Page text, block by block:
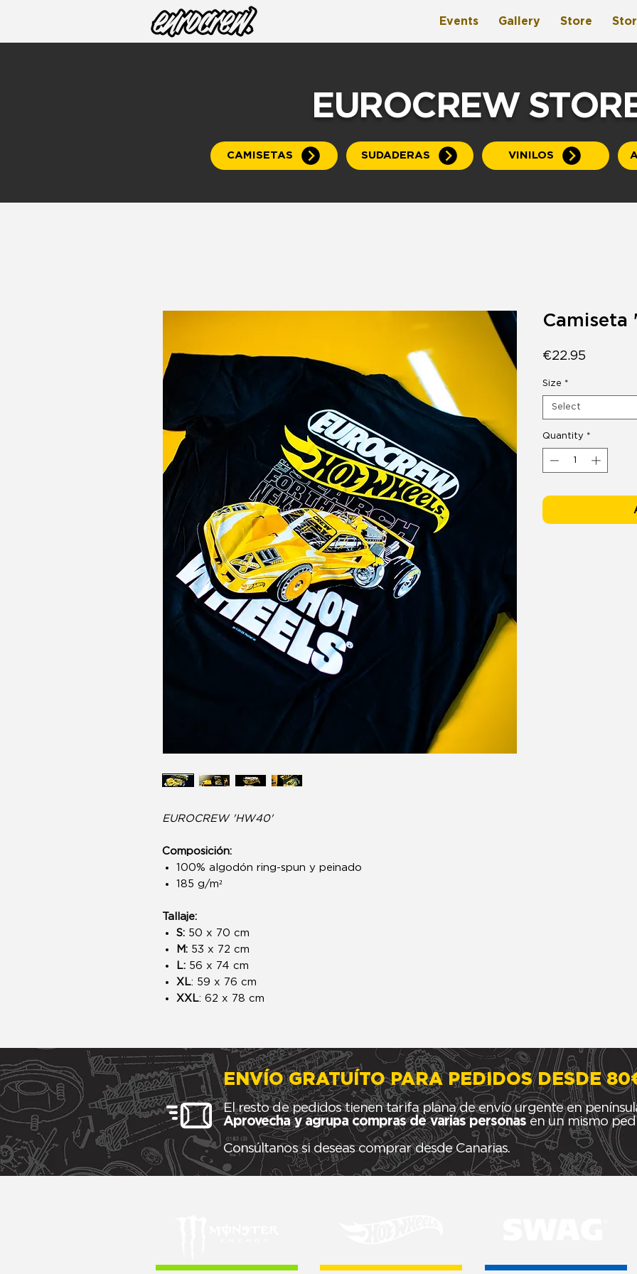
Events Gallery Store
EUROCREW
CAMISETAS SUDADERAS VINILOS
EUROCREW 'HW40'
Composición:
100% algodón ring-spun y peinado
185 g/m²
Tallaje:
S:50 x 70 cm
M:53 x 72 cm
L:56 x 74 cm
XL: 59 x 76 cm
XXL: 62 x 78 cm
Camiseta
€22.95Price
Size *
Select
Quantity *
ENVÍO GRATUÍTO PARA PEDIDOS DESDE
El resto de pedidos tienen tarifa plana de envío urgente en
Aprovecha y agrupa compras de varias personas en un mismo
Consúltanos si deseas comprar desde Canarias.